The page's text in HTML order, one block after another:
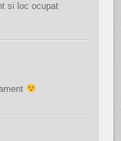
si loc ocupat